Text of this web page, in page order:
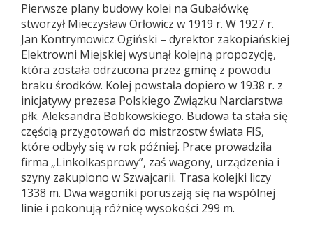
Pierwsze plany budowy kolei na Gubałówkę
stworzył Mieczysław Orłowicz w 1919 r. W 1927 r.
Jan Kontrymowicz Ogiński – dyrektor zakopiańskiej
Elektrowni Miejskiej wysunął kolejną propozycję,
która została odrzucona przez gminę z powodu
braku środków. Kolej powstała dopiero w 1938 r. z
inicjatywy prezesa Polskiego Związku Narciarstwa
płk. Aleksandra Bobkowskiego. Budowa ta stała się
częścią przygotowań do mistrzostw świata FIS,
które odbyły się w rok później. Prace prowadziła
firma „Linkolkasprowy”, zaś wagony, urządzenia i
szyny zakupiono w Szwajcarii. Trasa kolejki liczy
1338 m. Dwa wagoniki poruszają się na wspólnej
linie i pokonują różnicę wysokości 299 m.